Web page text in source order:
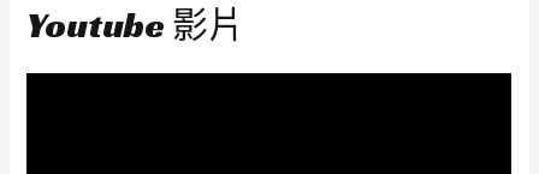
Youtube 影片